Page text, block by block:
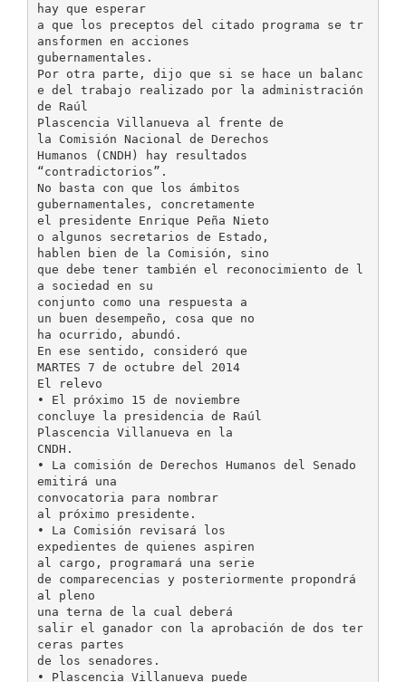
hay que esperar
a que los preceptos del citado programa se tr
ansformen en acciones
gubernamentales.
Por otra parte, dijo que si se hace un balanc
e del trabajo realizado por la administración
de Raúl
Plascencia Villanueva al frente de
la Comisión Nacional de Derechos
Humanos (CNDH) hay resultados
“contradictorios”.
No basta con que los ámbitos
gubernamentales, concretamente
el presidente Enrique Peña Nieto
o algunos secretarios de Estado,
hablen bien de la Comisión, sino
que debe tener también el reconocimiento de l
a sociedad en su
conjunto como una respuesta a
un buen desempeño, cosa que no
ha ocurrido, abundó.
En ese sentido, consideró que
MARTES 7 de octubre del 2014
El relevo
• El próximo 15 de noviembre
concluye la presidencia de Raúl
Plascencia Villanueva en la
CNDH.
• La comisión de Derechos Humanos del Senado
emitirá una
convocatoria para nombrar
al próximo presidente.
• La Comisión revisará los
expedientes de quienes aspiren
al cargo, programará una serie
de comparecencias y posteriormente propondrá
al pleno
una terna de la cual deberá
salir el ganador con la aprobación de dos ter
ceras partes
de los senadores.
• Plascencia Villanueva puede